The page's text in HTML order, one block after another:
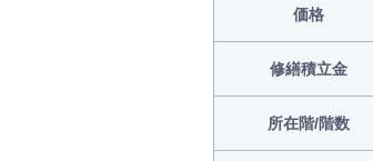
価格
修繕積立金
所在階/階数